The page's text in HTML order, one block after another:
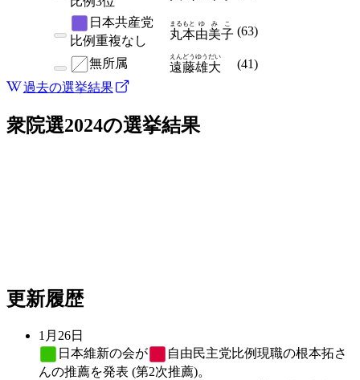
日本共産党
比例重複なし 丸本
まるもと
由美子
ゆみこ
(63)
無所属 遠藤
えんどう
雄大
ゆうだい
(41)
過去の選挙結果
衆院選2024の選挙結果
更新履歴
1月26日
日本維新の会が 自由民主党比例現職の根本拓さ
んの推薦を発表 (第2次推薦)。